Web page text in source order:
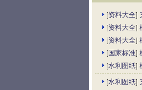
[资料大全]
[资料大全]
[资料大全]
[国家标准]
[水利图纸]
[水利图纸]